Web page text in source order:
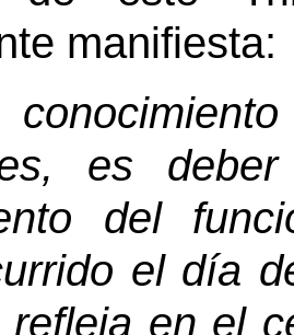
manifiesta:
es
del
el día
en el